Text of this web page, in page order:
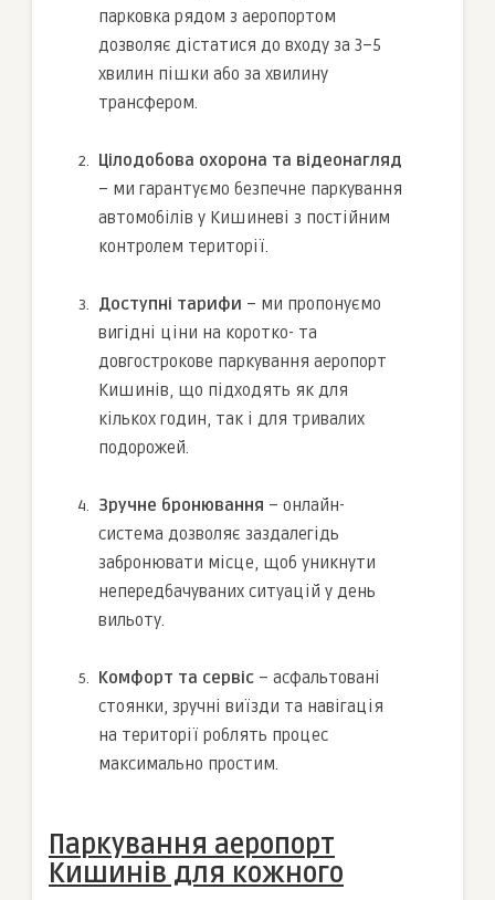
парковка рядом з аеропортом
дозволяє дістатися до входу за 3–5
хвилин пішки або за хвилину
трансфером.
Цілодобова охорона та відеонагляд
– ми гарантуємо безпечне паркування
автомобілів у Кишиневі з постійним
контролем території.
Доступні тарифи – ми пропонуємо
вигідні ціни на коротко- та
довгострокове паркування аеропорт
Кишинів, що підходять як для
кількох годин, так і для тривалих
подорожей.
Зручне бронювання – онлайн-
система дозволяє заздалегідь
забронювати місце, щоб уникнути
непередбачуваних ситуацій у день
вильоту.
Комфорт та сервіс – асфальтовані
стоянки, зручні виїзди та навігація
на території роблять процес
максимально простим.
Паркування аеропорт
Кишинів для кожного